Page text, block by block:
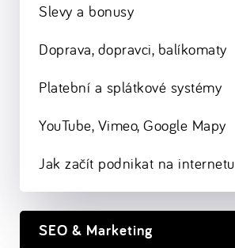
Slevy a bonusy
Doprava, dopravci, balíkomaty
Platební a splátkové systémy
YouTube, Vimeo, Google Mapy
Jak začít podnikat na internetu
SEO & Marketing